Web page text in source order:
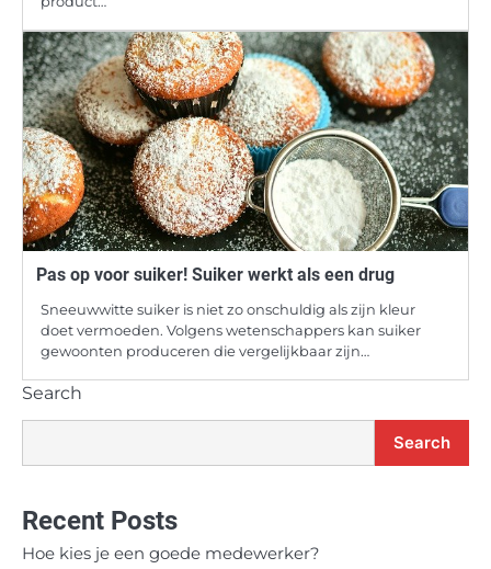
Pas op voor suiker! Suiker werkt als een drug
Sneeuwwitte suiker is niet zo onschuldig als zijn kleur
doet vermoeden. Volgens wetenschappers kan suiker
gewoonten produceren die vergelijkbaar zijn…
Search
Search
Recent Posts
Hoe kies je een goede medewerker?